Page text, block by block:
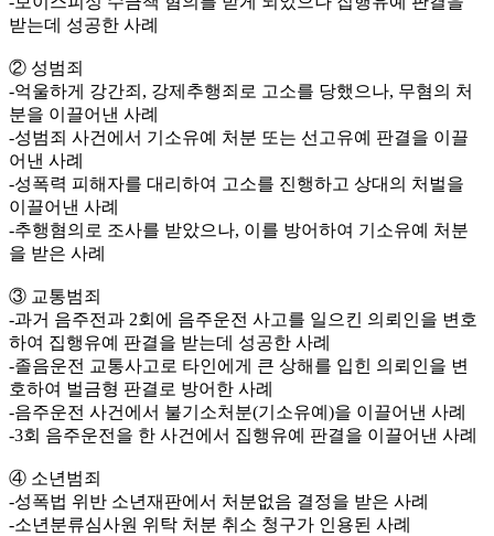
받는데 성공한 사례
② 성범죄
-억울하게 강간죄, 강제추행죄로 고소를 당했으나, 무혐의 처
분을 이끌어낸 사례
-성범죄 사건에서 기소유예 처분 또는 선고유예 판결을 이끌
어낸 사례
-성폭력 피해자를 대리하여 고소를 진행하고 상대의 처벌을
이끌어낸 사례
-추행혐의로 조사를 받았으나, 이를 방어하여 기소유예 처분
을 받은 사례
③ 교통범죄
-과거 음주전과 2회에 음주운전 사고를 일으킨 의뢰인을 변호
하여 집행유예 판결을 받는데 성공한 사례
-졸음운전 교통사고로 타인에게 큰 상해를 입힌 의뢰인을 변
호하여 벌금형 판결로 방어한 사례
-음주운전 사건에서 불기소처분(기소유예)을 이끌어낸 사례
-3회 음주운전을 한 사건에서 집행유예 판결을 이끌어낸 사례
④ 소년범죄
-성폭법 위반 소년재판에서 처분없음 결정을 받은 사례
-소년분류심사원 위탁 처분 취소 청구가 인용된 사례